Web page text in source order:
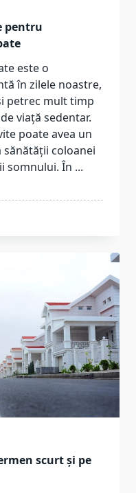
pentru
este o
în zilele noastre,
petrec mult timp
viață sedentar.
poate avea un
coloanei
somnului. În ...
scurt și pe